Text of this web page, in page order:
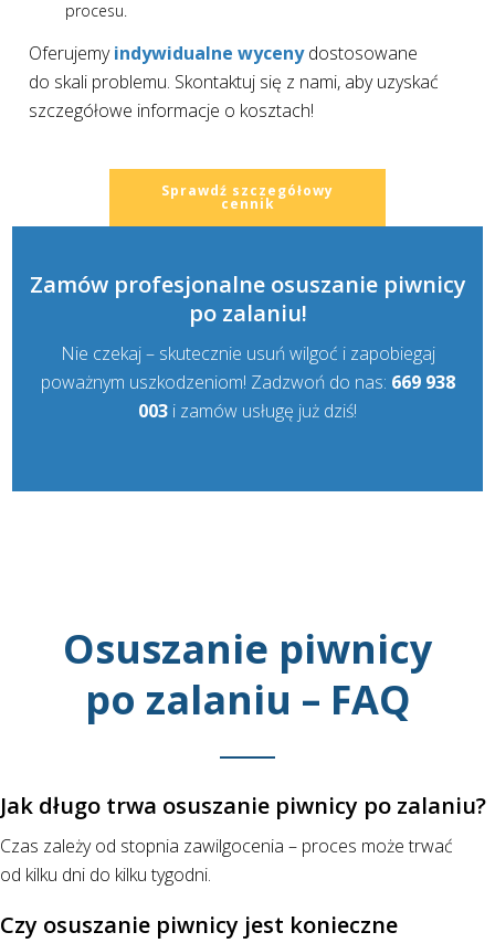
procesu.
Oferujemyindywidualne wycenydostosowane
do skali problemu. Skontaktuj się z nami, aby uzyskać
szczegółowe informacje o kosztach!
Sprawdź szczegółowy
cennik
Zamów profesjonalne osuszanie piwnicy
po zalaniu!
Nie czekaj – skutecznie usuń wilgoć i zapobiegaj
poważnym uszkodzeniom! Zadzwoń do nas: 669 938
003 i zamów usługę już dziś!
Osuszanie piwnicy
po zalaniu – FAQ
Jak długo trwa osuszanie piwnicy po zalaniu?
Czas zależy od stopnia zawilgocenia – proces może trwać
od kilku dni do kilku tygodni.
Czy osuszanie piwnicy jest konieczne